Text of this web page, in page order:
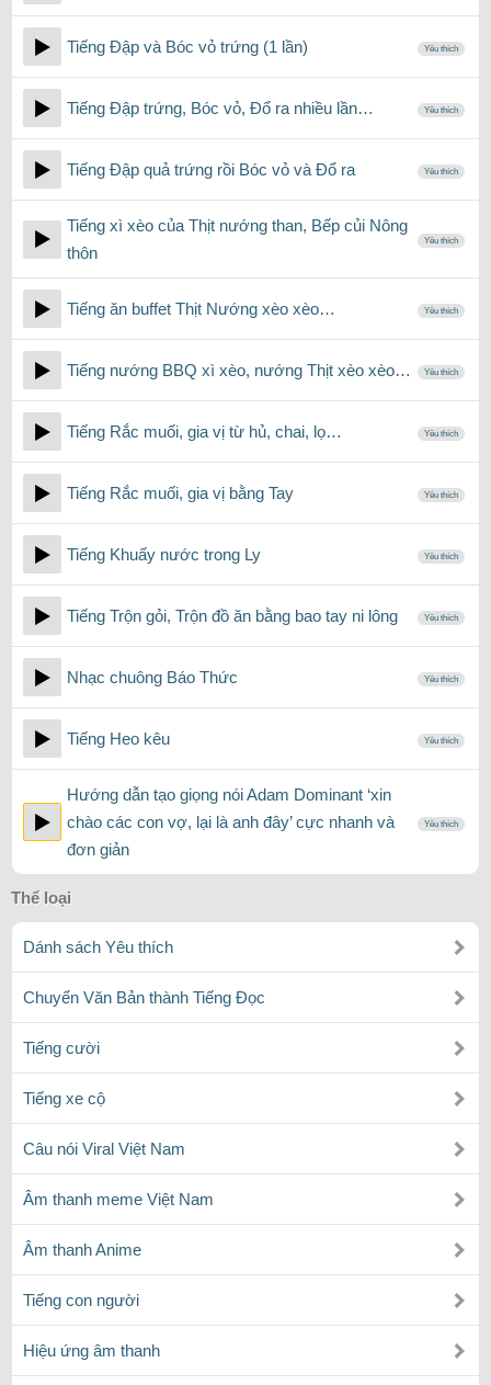
Tiếng Đập và Bóc vỏ trứng (1 lần) Yêu thích
Tiếng Đập trứng, Bóc vỏ, Đổ ra nhiều lần… Yêu thích
Tiếng Đập quả trứng rồi Bóc vỏ và Đổ ra Yêu thích
Tiếng xì xèo của Thịt nướng than, Bếp củi Nông
thôn
Yêu thích
Tiếng ăn buffet Thịt Nướng xèo xèo… Yêu thích
Tiếng nướng BBQ xì xèo, nướng Thịt xèo xèo… Yêu thích
Tiếng Rắc muối, gia vị từ hủ, chai, lọ… Yêu thích
Tiếng Rắc muối, gia vị bằng Tay Yêu thích
Tiếng Khuấy nước trong Ly Yêu thích
Tiếng Trộn gỏi, Trộn đồ ăn bằng bao tay ni lông Yêu thích
Nhạc chuông Báo Thức Yêu thích
Tiếng Heo kêu Yêu thích
Hướng dẫn tạo giọng nói Adam Dominant ‘xin
chào các con vợ, lại là anh đây’ cực nhanh và
đơn giản
Yêu thích
Thể loại
Dánh sách Yêu thích
Chuyển Văn Bản thành Tiếng Đọc
Tiếng cười
Tiếng xe cộ
Câu nói Viral Việt Nam
Âm thanh meme Việt Nam
Âm thanh Anime
Tiếng con người
Hiệu ứng âm thanh